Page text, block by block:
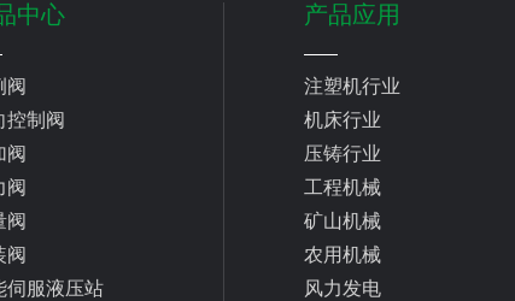
中心
阀
控制阀
阀
阀
阀
阀
伺服液压站
产品应用
注塑机行业
机床行业
压铸行业
工程机械
矿山机械
农用机械
风力发电